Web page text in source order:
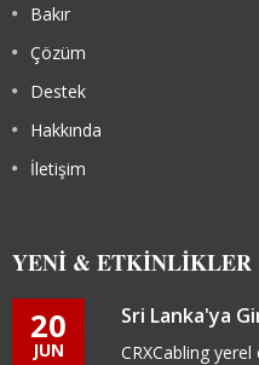
Bakır
Çözüm
Destek
Hakkında
İletişim
YENI & ETKINLIKLER
20
JUN
Sri Lanka'ya
CRXCabling